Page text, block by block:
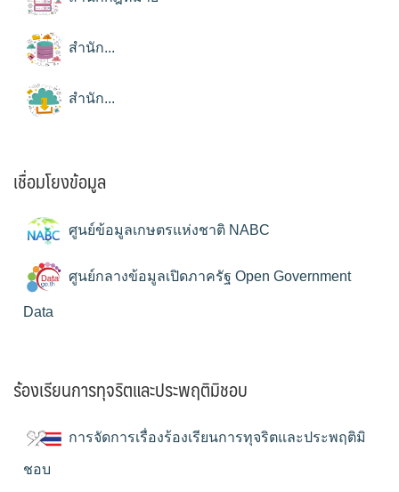
สำนัก...
สำนัก...
เชื่อมโยงข้อมูล
ศูนย์ข้อมูลเกษตรแห่งชาติ NABC
ศูนย์กลางข้อมูลเปิดภาครัฐ Open Government
Data
ร้องเรียนการทุจริตและประพฤติมิชอบ
การจัดการเรื่องร้องเรียนการทุจริตและประพฤติมิ
ชอบ